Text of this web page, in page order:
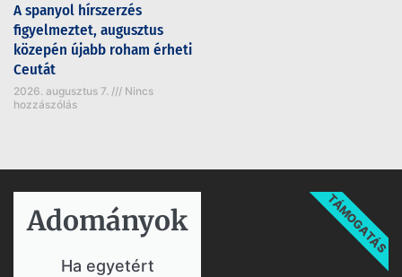
A spanyol hírszerzés
figyelmeztet, augusztus
közepén újabb roham érheti
Ceutát
2026. augusztus 7.
Nincs
hozzászólás
Adományok​
Ha egyetért
TÁMOGATÁS